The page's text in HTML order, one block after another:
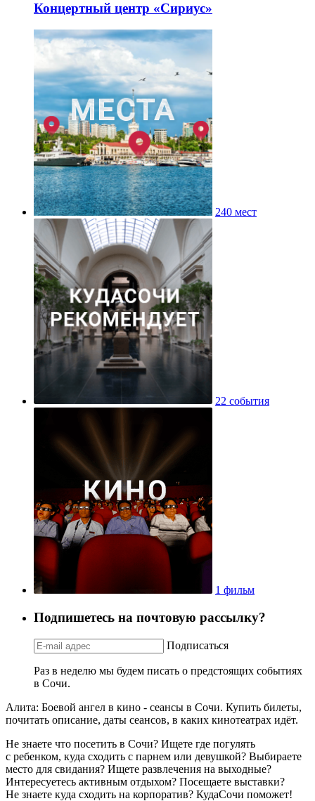
Концертный центр «Сириус»
240 мест
22 события
1 фильм
Подпишетесь на почтовую рассылку?
Подписаться
Раз в неделю мы будем писать о предстоящих событиях
в Сочи.
Алита: Боевой ангел в кино - сеансы в Сочи. Купить билеты,
почитать описание, даты сеансов, в каких кинотеатрах идёт.
Не знаете что посетить в Сочи? Ищете где погулять
с ребенком, куда сходить с парнем или девушкой? Выбираете
место для свидания? Ищете развлечения на выходные?
Интересуетесь активным отдыхом? Посещаете выставки?
Не знаете куда сходить на корпоратив? КудаСочи поможет!